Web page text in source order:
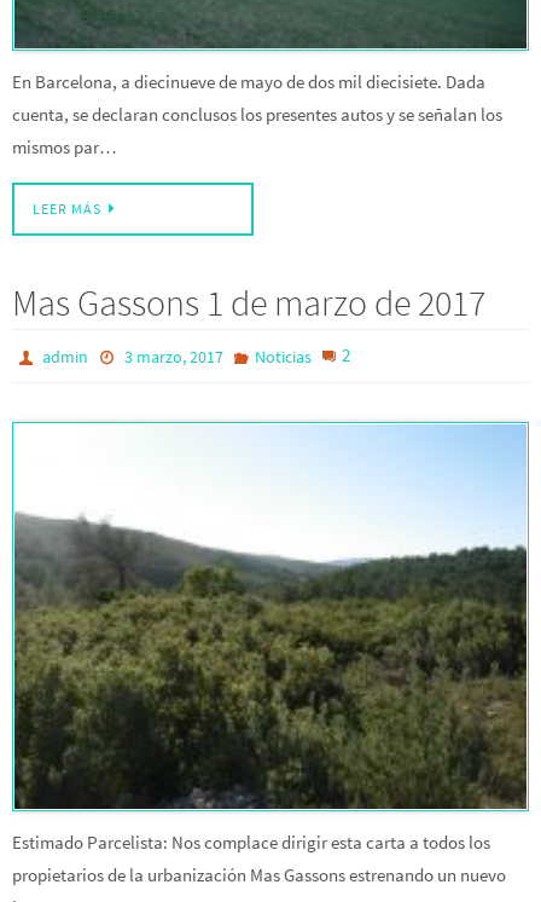
En Barcelona, a diecinueve de mayo de dos mil diecisiete. Dada
cuenta, se declaran conclusos los presentes autos y se señalan los
mismos par…
LEER MÁS
Mas Gassons 1 de marzo de 2017
admin 3 marzo, 2017 Noticias 2
Estimado Parcelista: Nos complace dirigir esta carta a todos los
propietarios de la urbanización Mas Gassons estrenando un nuevo